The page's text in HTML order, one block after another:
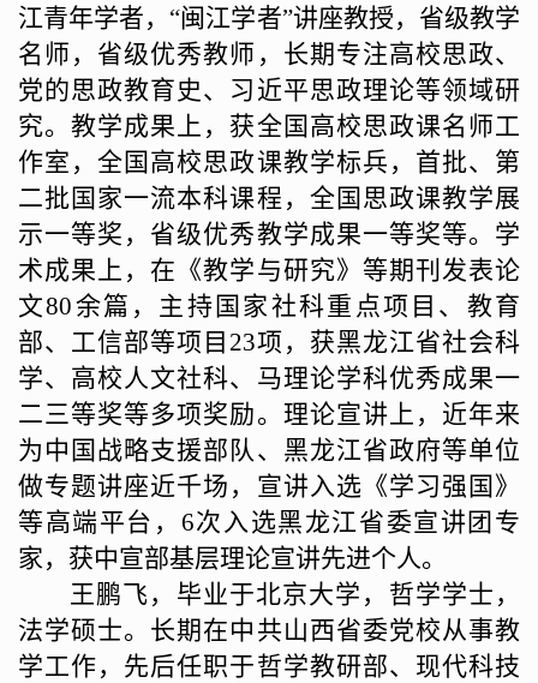
江青年学者， “闽江学者”讲座教授，省级教学
名师，省级优秀教师，长期专注高校思政、
党的思政教育史、习近平思政理论等领域研
究。教学成果上，获全国高校思政课名师工
作室，全国高校思政课教学标兵，首批、第
二批国家一流本科课程，全国思政课教学展
示一等奖，省级优秀教学成果一等奖等。学
术成果上，在《教学与研究》等期刊发表论
文80余篇，主持国家社科重点项目、教育
部、工信部等项目 23项，获黑龙江省社会科
学、高校人文社科、马理论学科优秀成果一
二三等奖等多项奖励。理论宣讲上，近年来
为中国战略支援部队、黑龙江省政府等单位
做专题讲座近千场，宣讲入选《学习强国》
等高端平台， 6次入选黑龙江省委宣讲团专
家，获中宣部基层理论宣讲先进个人。
王鹏飞，毕业于北京大学，哲学学士，
法学硕士。长期在中共山西省委党校从事教
学工作，先后任职于哲学教研部、现代科技